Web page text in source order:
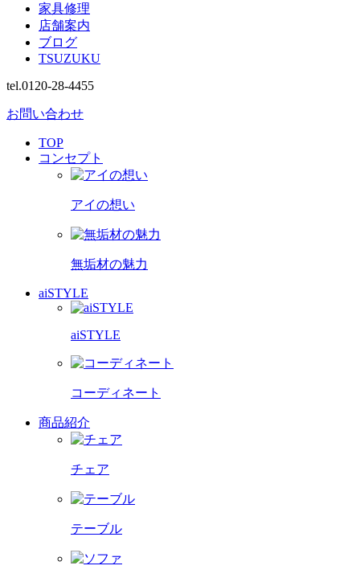
家具修理
店舗案内
ブログ
TSUZUKU
tel.0120-28-4455
お問い合わせ
TOP
コンセプト
アイの想い
無垢材の魅力
aiSTYLE
aiSTYLE
コーディネート
商品紹介
チェア
テーブル